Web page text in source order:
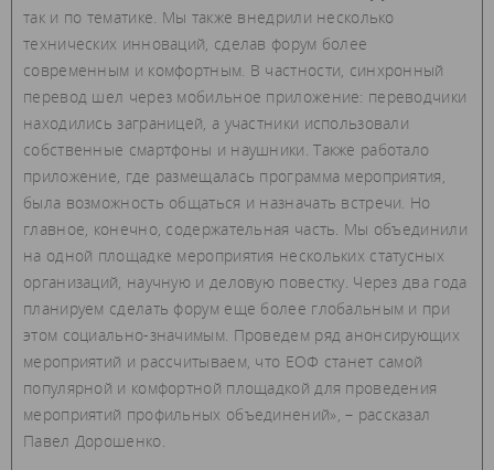
так и по тематике. Мы также внедрили несколько
технических инноваций, сделав форум более
современным и комфортным. В частности, синхронный
перевод шел через мобильное приложение: переводчики
находились заграницей, а участники использовали
собственные смартфоны и наушники. Также работало
приложение, где размещалась программа мероприятия,
была возможность общаться и назначать встречи. Но
главное, конечно, содержательная часть. Мы объединили
на одной площадке мероприятия нескольких статусных
организаций, научную и деловую повестку. Через два года
планируем сделать форум еще более глобальным и при
этом социально-значимым. Проведем ряд анонсирующих
мероприятий и рассчитываем, что ЕОФ станет самой
популярной и комфортной площадкой для проведения
мероприятий профильных объединений», – рассказал
Павел Дорошенко.